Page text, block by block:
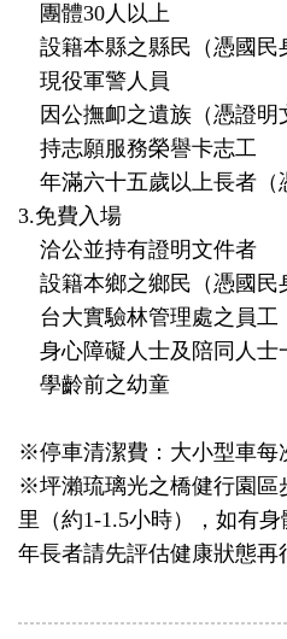
團體30人以上
設籍本縣之縣民（憑國民
現役軍警人員
因公撫卹之遺族（憑證明
持志願服務榮譽卡志工
年滿六十五歲以上長者（
3.免費入場
洽公並持有證明文件者
設籍本鄉之鄉民（憑國民
台大實驗林管理處之員工
身心障礙人士及陪同人士
學齡前之幼童
※停車清潔費：大小型車每
※坪瀨琉璃光之橋健行園區
里（約1-1.5小時），如有
年長者請先評估健康狀態再